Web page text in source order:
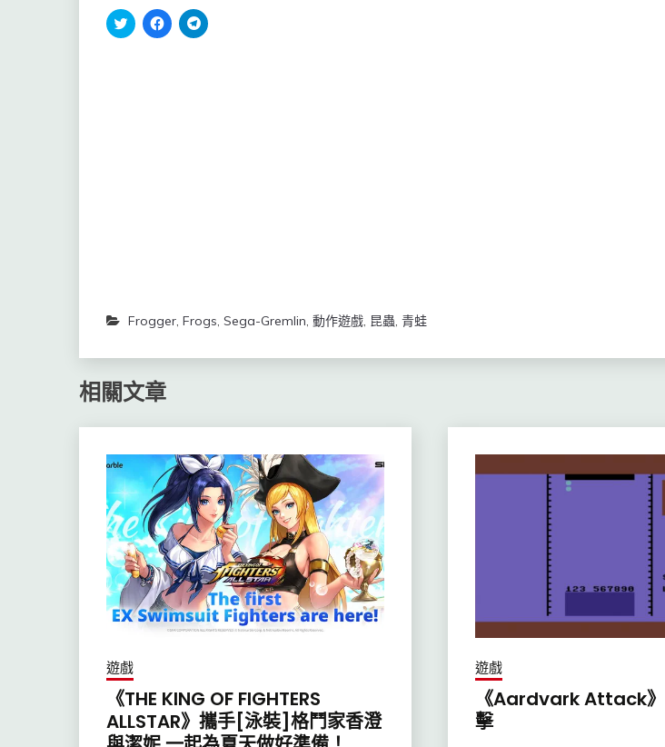
分
享
按
一
按
一
Frogger, Frogs, Sega-Gremlin, 動作遊戲, 昆蟲, 青蛙
相關文章
遊戲
《THE KING OF FIGHTERS
ALLSTAR》攜手[泳裝]格鬥家香澄
遊戲
《Aardvark Attack
擊